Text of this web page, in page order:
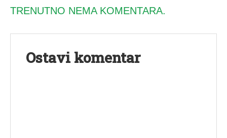
TRENUTNO NEMA KOMENTARA.
Ostavi komentar